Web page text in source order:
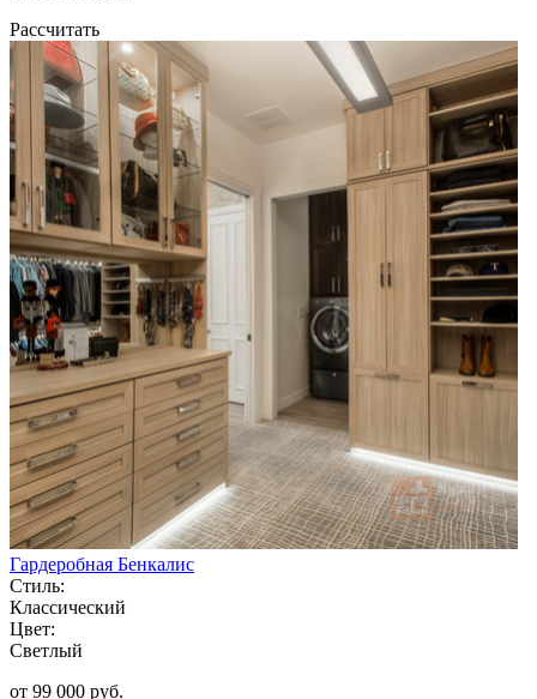
Рассчитать
Гардеробная Бенкалис
Стиль:
Классический
Цвет:
Светлый
от 99 000 руб.